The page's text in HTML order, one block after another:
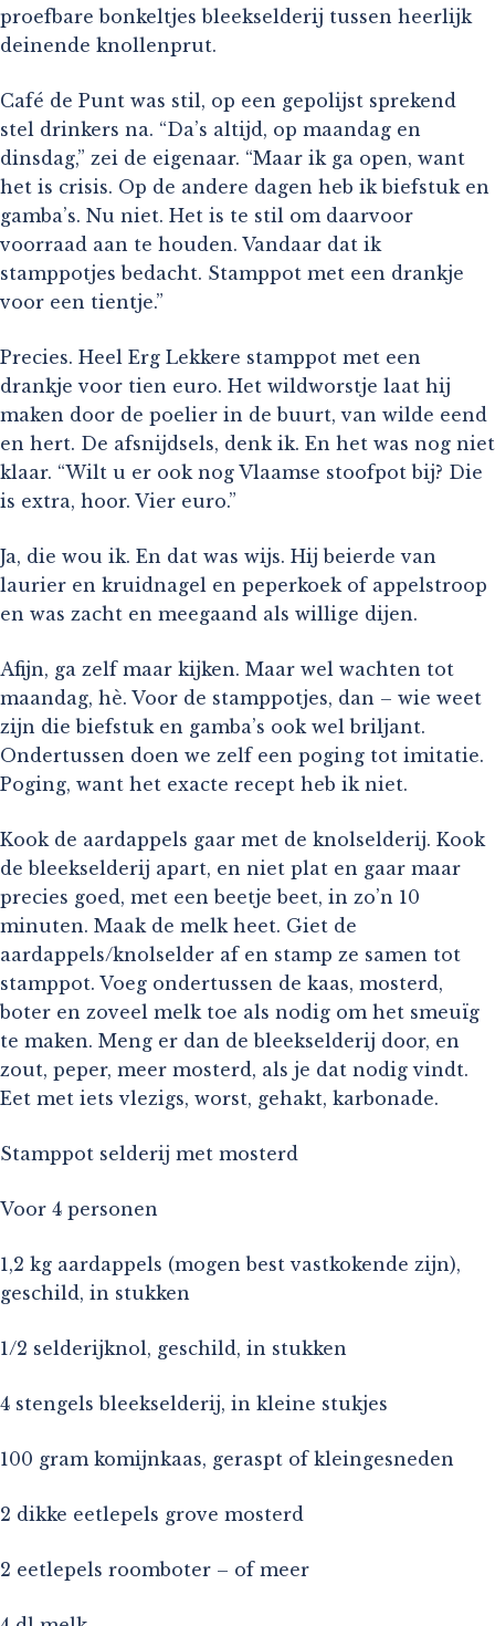
proefbare bonkeltjes bleekselderij tussen heerlijk
deinende knollenprut.
Café de Punt was stil, op een gepolijst sprekend
stel drinkers na. “Da’s altijd, op maandag en
dinsdag,” zei de eigenaar. “Maar ik ga open, want
het is crisis. Op de andere dagen heb ik biefstuk en
gamba’s. Nu niet. Het is te stil om daarvoor
voorraad aan te houden. Vandaar dat ik
stamppotjes bedacht. Stamppot met een drankje
voor een tientje.”
Precies. Heel Erg Lekkere stamppot met een
drankje voor tien euro. Het wildworstje laat hij
maken door de poelier in de buurt, van wilde eend
en hert. De afsnijdsels, denk ik. En het was nog niet
klaar. “Wilt u er ook nog Vlaamse stoofpot bij? Die
is extra, hoor. Vier euro.”
Ja, die wou ik. En dat was wijs. Hij beierde van
laurier en kruidnagel en peperkoek of appelstroop
en was zacht en meegaand als willige dijen.
Afijn, ga zelf maar kijken. Maar wel wachten tot
maandag, hè. Voor de stamppotjes, dan – wie weet
zijn die biefstuk en gamba’s ook wel briljant.
Ondertussen doen we zelf een poging tot imitatie.
Poging, want het exacte recept heb ik niet.
Kook de aardappels gaar met de knolselderij. Kook
de bleekselderij apart, en niet plat en gaar maar
precies goed, met een beetje beet, in zo’n 10
minuten. Maak de melk heet. Giet de
aardappels/knolselder af en stamp ze samen tot
stamppot. Voeg ondertussen de kaas, mosterd,
boter en zoveel melk toe als nodig om het smeuïg
te maken. Meng er dan de bleekselderij door, en
zout, peper, meer mosterd, als je dat nodig vindt.
Eet met iets vlezigs, worst, gehakt, karbonade.
Stamppot selderij met mosterd
Voor 4 personen
1,2 kg aardappels (mogen best vastkokende zijn),
geschild, in stukken
1/2 selderijknol, geschild, in stukken
4 stengels bleekselderij, in kleine stukjes
100 gram komijnkaas, geraspt of kleingesneden
2 dikke eetlepels grove mosterd
2 eetlepels roomboter – of meer